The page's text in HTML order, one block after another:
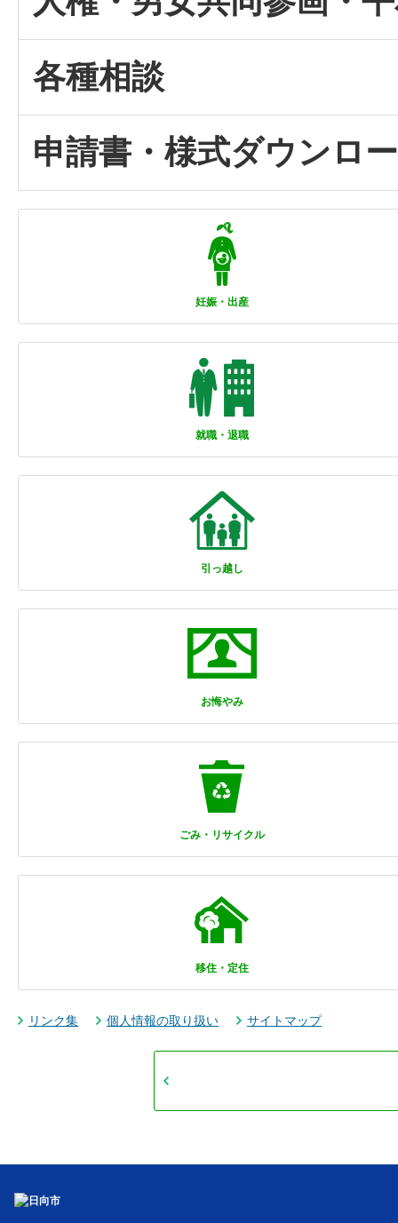
各種相談
申請書・様式ダウンロ
妊娠・出産
就職・退職
引っ越し
お悔やみ
ごみ・リサイクル
移住・定住
リンク集 個人情報の取り扱い サイトマップ